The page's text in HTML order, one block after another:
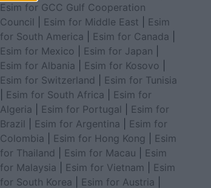
Esim for GCC Gulf Cooperation
Council
Esim for Middle East
Esim
for South America
Esim for Canada
Esim for Mexico
Esim for Japan
Esim for Albania
Esim for Kosovo
Esim for Switzerland
Esim for Tunisia
Esim for South Africa
Esim for
Algeria
Esim for Portugal
Esim for
Brazil
Esim for Argentina
Esim for
Colombia
Esim for Hong Kong
Esim
for Thailand
Esim for Macau
Esim
for Malaysia
Esim for Vietnam
Esim
for South Korea
Esim for Austria